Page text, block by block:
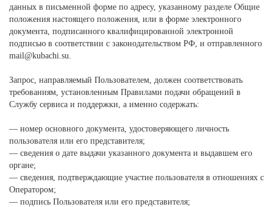
данных в письменной форме по адресу, указанному разделе Общие
положения настоящего положения, или в форме электронного
документа, подписанного квалифицированной электронной
подписью в соответствии с законодательством РФ, и отправленного
mail@kubachi.su.
Запрос, направляемый Пользователем, должен соответствовать
требованиям, установленным Правилами подачи обращений в
Службу сервиса и поддержки, а именно содержать:
— номер основного документа, удостоверяющего личность
пользователя или его представителя;
— сведения о дате выдачи указанного документа и выдавшем его
органе;
— сведения, подтверждающие участие пользователя в отношениях с
Оператором;
— подпись Пользователя или его представителя;